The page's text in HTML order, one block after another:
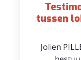
tussen
Jolien